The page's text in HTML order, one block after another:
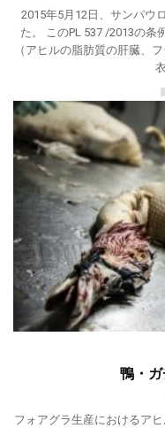
2015年5月12日、サンパウ
た。 このPL 537 /2013の条
（アヒルの脂肪質の肝臓、
鴨・
フォアグラ生産におけるア